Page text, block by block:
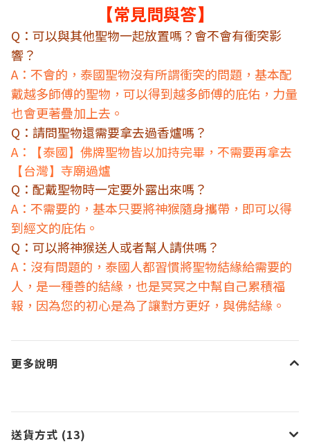
【常見問與答】
Q：可以與其他聖物一起放置嗎？會不會有衝突影
響？
A：不會的，泰國聖物沒有所謂衝突的問題，基本配
戴越多師傅的聖物，可以得到越多師傅的庇佑，力量
也會更著疊加上去。
Q：請問聖物還需要拿去過香爐嗎？
A：
【泰國】 佛牌聖物皆以加持完畢，不需要再拿去
【台灣】 寺廟過爐
Q：配戴聖物時一定要外露出來嗎？
A：不需要的，基本只要將神猴隨身攜帶，即可以得
到經文的庇佑。
Q：可以將神猴送人或者幫人請供嗎？
A：沒有問題的，泰國人都習慣將聖物結緣給需要的
人，是一種善的結緣，也是冥冥之中幫自己累積福
報，因為您的初心是為了讓對方更好，與佛結緣。
更多說明
送貨方式 (13)